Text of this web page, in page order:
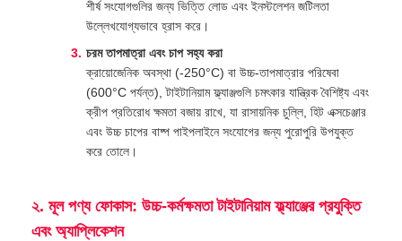
শীর্ষ সংযোগগুলির জন্য ভিত্তি লোড এবং ইনস্টলেশন জটিলতা
উল্লেখযোগ্যভাবে হ্রাস করে।
চরম তাপমাত্রা এবং চাপ সহ্য করা
ক্রায়োজেনিক অবস্থা (‑250°C) বা উচ্চ-তাপমাত্রার পরিষেবা
(600°C পর্যন্ত), টাইটানিয়াম ফ্ল্যাঞ্জগুলি চমৎকার যান্ত্রিক বৈশিষ্ট্য এবং
ক্রীপ প্রতিরোধ ক্ষমতা বজায় রাখে, যা রাসায়নিক চুল্লি, হিট এক্সচেঞ্জার
এবং উচ্চ চাপের বাষ্প পাইপলাইনে সংযোগের জন্য পুরোপুরি উপযুক্ত
করে তোলে।
২. মূল পণ্য ফোকাস: উচ্চ-কর্মক্ষমতা টাইটানিয়াম ফ্ল্যাঞ্জের প্রযুক্তি
এবং অ্যাপ্লিকেশন